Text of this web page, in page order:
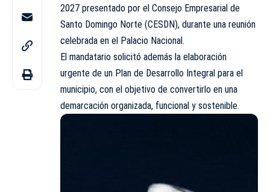
2027 presentado por el Consejo Empresarial de
Santo Domingo Norte (CESDN), durante una reunión
celebrada en el Palacio Nacional.
El mandatario solicitó además la elaboración
urgente de un Plan de Desarrollo Integral para el
municipio, con el objetivo de convertirlo en una
demarcación organizada, funcional y sostenible.